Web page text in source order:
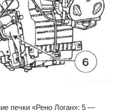
печки «Рено Логан»: 5 —